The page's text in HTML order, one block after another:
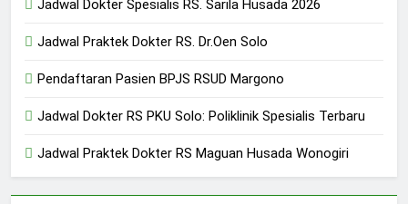
24/05/2024
Jadwal Dokter Spesialis RS. Sarila Husada 2026
Jadwal Praktek Dokter RS. Dr.Oen Solo
Pendaftaran Pasien BPJS RSUD Margono
Jadwal Dokter RS PKU Solo: Poliklinik Spesialis Terbaru
Jadwal Praktek Dokter RS Maguan Husada Wonogiri